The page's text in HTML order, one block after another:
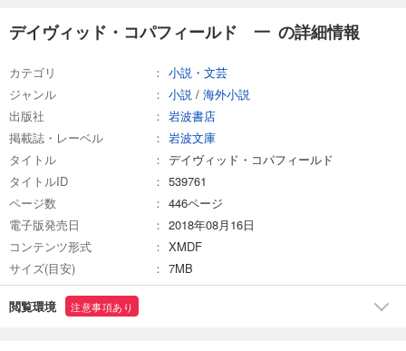
デイヴィッド・コパフィールド 一 の詳細情報
カテゴリ
小説・文芸
ジャンル
小説 / 海外小説
出版社
岩波書店
掲載誌・レーベル
岩波文庫
タイトル
デイヴィッド・コパフィールド
タイトルID
539761
ページ数
446ページ
電子版発売日
2018年08月16日
コンテンツ形式
XMDF
サイズ(目安)
7MB
閲覧環境 注意事項あり